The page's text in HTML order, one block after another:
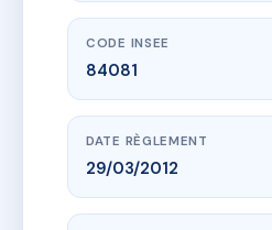
CODE INSEE
84081
DATE RÈGLEMENT
29/03/2012